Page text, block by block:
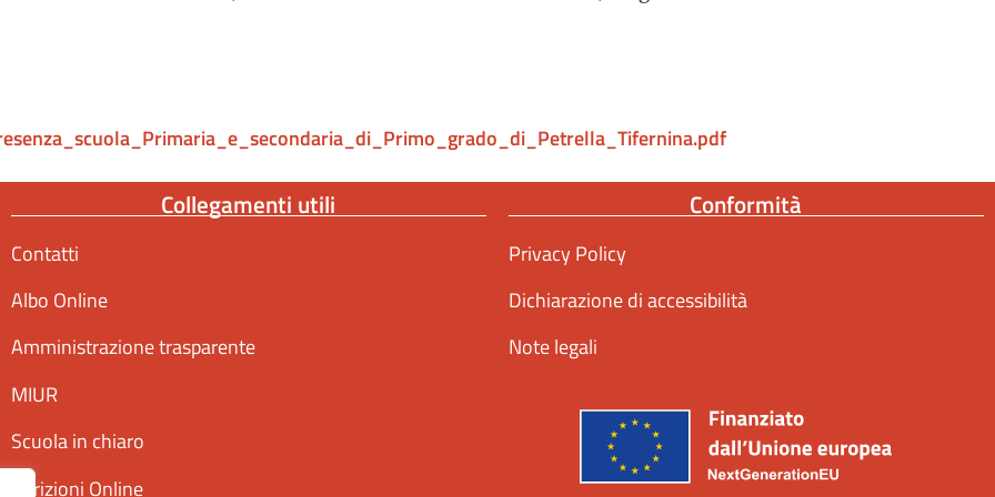
Collegamenti utili
Contatti
Albo Online
Amministrazione trasparente
MIUR
Scuola in chiaro
Iscrizioni Online
Conformità
Privacy Policy
Dichiarazione di accessibilità
Note legali